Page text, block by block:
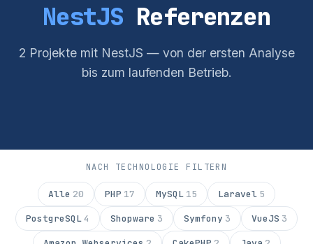
NestJS Referenzen
2 Projekte mit NestJS — von der ersten Analyse
bis zum laufenden Betrieb.
NACH TECHNOLOGIE FILTERN
Alle 20 PHP 17 MySQL 15 Laravel 5
PostgreSQL4 Shopware 3 Symfony 3 VueJS 3